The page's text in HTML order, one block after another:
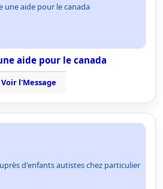
une aide pour le canada
aide pour le canada
Voir l'Message
d'enfants autistes chez particulier